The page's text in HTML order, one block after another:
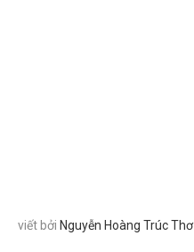
viết bởi Nguyễn Hoàng Trúc Thơ